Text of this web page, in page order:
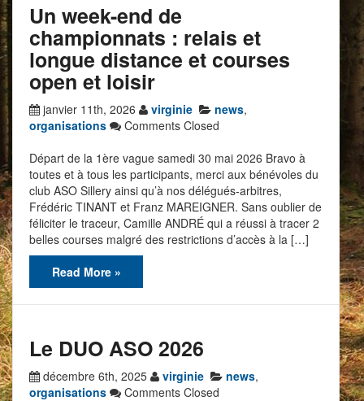
Un week-end de
championnats : relais et
longue distance et courses
open et loisir
janvier 11th, 2026 virginie news,
organisations
Comments Closed
Départ de la 1ère vague samedi 30 mai 2026 Bravo à
toutes et à tous les participants, merci aux bénévoles du
club ASO Sillery ainsi qu’à nos délégués-arbitres,
Frédéric TINANT et Franz MAREIGNER. Sans oublier de
féliciter le traceur, Camille ANDRÉ qui a réussi à tracer 2
belles courses malgré des restrictions d’accès à la […]
Read More »
Le DUO ASO 2026
décembre 6th, 2025 virginie news,
organisations
Comments Closed